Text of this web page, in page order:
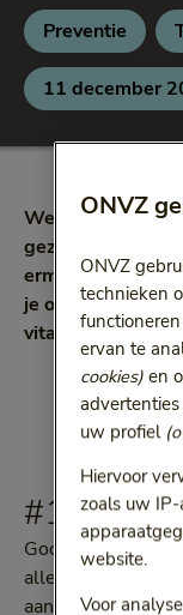
Categorie:
Preventie
11 december
We weten
gezondheid.
ermee te
je op een rij
vitaal 2018.
#1
Gooi alles weg
alleen het pakje
aanstekers en al
ONVZ
ONVZ
technieken
functioneren
ervan te
cookies)en
uw profiel
Hiervoor
zoals uw
website.
Voor